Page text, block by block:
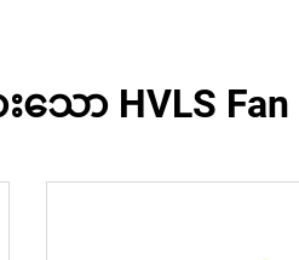
ာ HVLS Fan